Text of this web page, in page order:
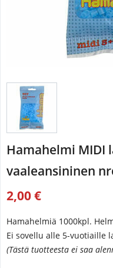
Hamahelmi MIDI
vaaleansininen
2,00 €
Hamahelmiä 1000kpl.
Ei sovellu alle 5-vuotiaille
(Tästä tuotteesta ei saa